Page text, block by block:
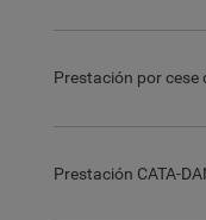
Prestación por cese
Prestación CATA-